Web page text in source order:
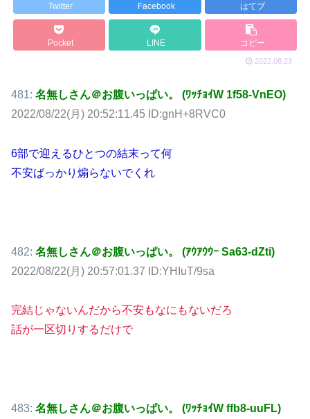
Twitter Facebook はてブ
Pocket LINE コピー
2022.08.23
481: 名無しさん＠お腹いっぱい。 (ﾜｯﾁｮｲW 1f58-VnEO)
2022/08/22(月) 20:52:11.45 ID:gnH+8RVC0
6部で迎えるひとつの結末って何
不安ばっかり煽らないでくれ
482: 名無しさん＠お腹いっぱい。 (ｱｳｱｳｳｰ Sa63-dZti)
2022/08/22(月) 20:57:01.37 ID:YHIuT/9sa
完結じゃないんだから不安もなにもないだろ
話が一区切りするだけで
483: 名無しさん＠お腹いっぱい。 (ﾜｯﾁｮｲW ffb8-uuFL)